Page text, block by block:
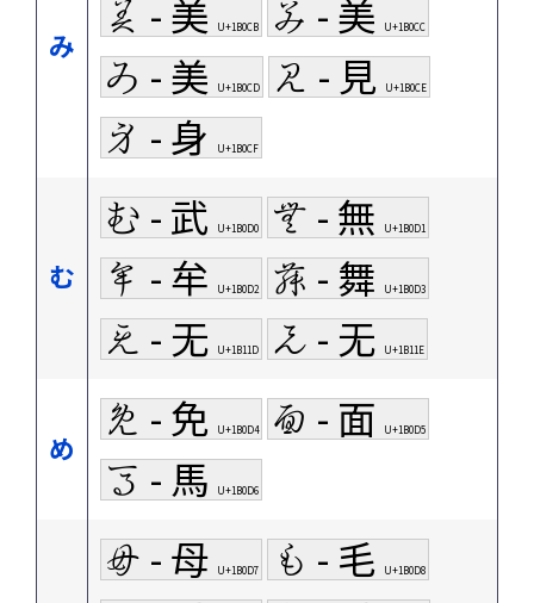
み
𛃋 - 美 U+1B0CB 𛃌 - 美 U+1B0CC
𛃍 - 美 U+1B0CD 𛃎 - 見 U+1B0CE
𛃏 - 身 U+1B0CF
む
𛃐 - 武 U+1B0D0 𛃑 - 無 U+1B0D1
𛃒 - 牟 U+1B0D2 𛃓 - 舞 U+1B0D3
𛄝 - 无 U+1B11D 𛄞 - 无 U+1B11E
め
𛃔 - 免 U+1B0D4 𛃕 - 面 U+1B0D5
𛃖 - 馬 U+1B0D6
𛃗 - 母 U+1B0D7 𛃘 - 毛 U+1B0D8